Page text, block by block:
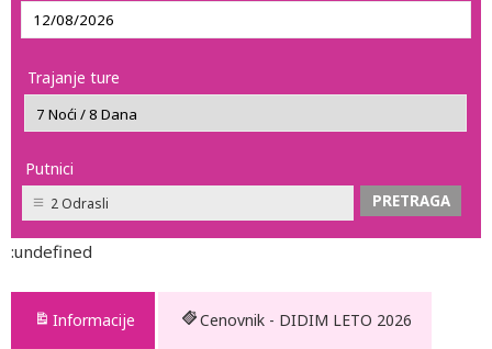
Trajanje ture
Putnici
2 Odrasli
:undefined
Informacije Cenovnik - DIDIM LETO 2026